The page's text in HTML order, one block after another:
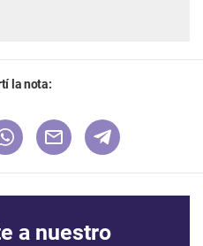
la nota:
a nuestro